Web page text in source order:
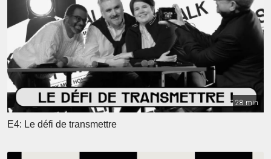
28 min
E4: Le défi de transmettre